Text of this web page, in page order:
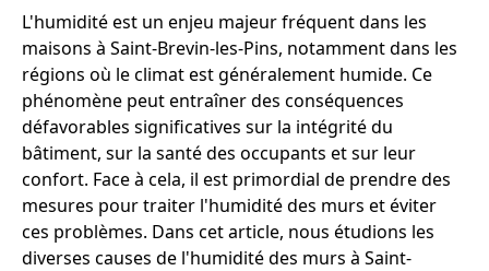
L'humidité est un enjeu majeur fréquent dans les
maisons à Saint-Brevin-les-Pins, notamment dans les
régions où le climat est généralement humide. Ce
phénomène peut entraîner des conséquences
défavorables significatives sur la intégrité du
bâtiment, sur la santé des occupants et sur leur
confort. Face à cela, il est primordial de prendre des
mesures pour traiter l'humidité des murs et éviter
ces problèmes. Dans cet article, nous étudions les
diverses causes de l'humidité des murs à Saint-